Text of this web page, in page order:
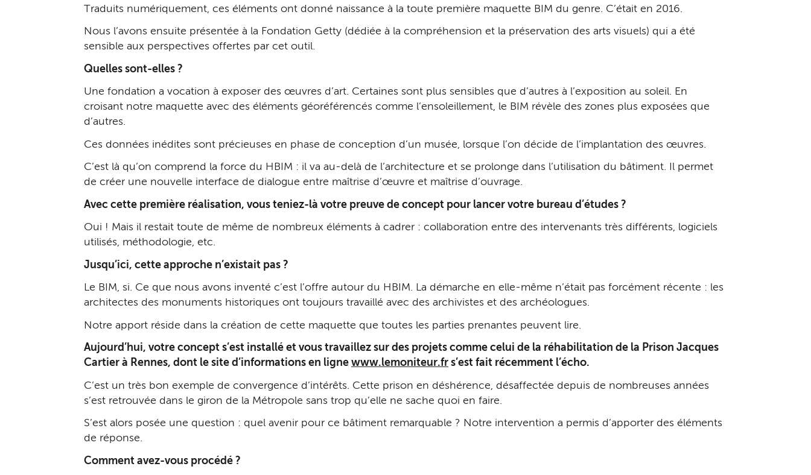
Traduits numériquement, ces éléments ont donné naissance à la toute première maquette BIM du genre. C’était en 2016.
Nous l’avons ensuite présentée à la Fondation Getty (dédiée à la compréhension et la préservation des arts visuels) qui a été
sensible aux perspectives offertes par cet outil.
Quelles sont-elles ?
Une fondation a vocation à exposer des œuvres d’art. Certaines sont plus sensibles que d’autres à l’exposition au soleil. En
croisant notre maquette avec des éléments géoréférencés comme l’ensoleillement, le BIM révèle des zones plus exposées que
d’autres.
Ces données inédites sont précieuses en phase de conception d’un musée, lorsque l’on décide de l’implantation des œuvres.
C’est là qu’on comprend la force du HBIM : il va au-delà de l’architecture et se prolonge dans l’utilisation du bâtiment. Il permet
de créer une nouvelle interface de dialogue entre maîtrise d’œuvre et maîtrise d’ouvrage.
Avec cette première réalisation, vous teniez-là votre preuve de concept pour lancer votre bureau d’études ?
Oui ! Mais il restait toute de même de nombreux éléments à cadrer : collaboration entre des intervenants très différents, logiciels
utilisés, méthodologie, etc.
Jusqu’ici, cette approche n’existait pas ?
Le BIM, si. Ce que nous avons inventé c’est l’offre autour du HBIM. La démarche en elle-même n’était pas forcément récente : les
architectes des monuments historiques ont toujours travaillé avec des archivistes et des archéologues.
Notre apport réside dans la création de cette maquette que toutes les parties prenantes peuvent lire.
Aujourd’hui, votre concept s’est installé et vous travaillez sur des projets comme celui de la réhabilitation de la Prison Jacques
Cartier à Rennes, dont le site d’informations en ligne www.lemoniteur.fr s’est fait récemment l’écho.
C’est un très bon exemple de convergence d’intérêts. Cette prison en déshérence, désaffectée depuis de nombreuses années
s’est retrouvée dans le giron de la Métropole sans trop qu’elle ne sache quoi en faire.
S’est alors posée une question : quel avenir pour ce bâtiment remarquable ? Notre intervention a permis d’apporter des éléments
de réponse.
Comment avez-vous procédé ?